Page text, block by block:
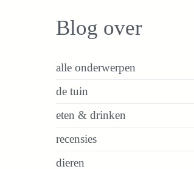
Blog over
alle onderwerpen
de tuin
eten & drinken
recensies
dieren